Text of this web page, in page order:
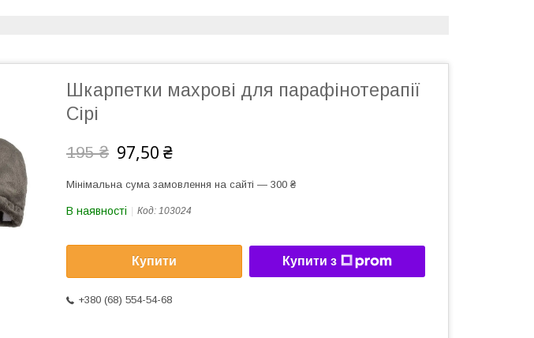
Шкарпетки махрові для парафінотерапії
Сірі
195 ₴ 97,50 ₴
Мінімальна сума замовлення на сайті — 300 ₴
В наявності Код: 103024
Купити Купити з
+380 (68) 554-54-68